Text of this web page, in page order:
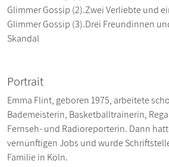
Glimmer Gossip (2).Zwei Verliebte und
Glimmer Gossip (3).Drei Freundinnen
Skandal
Portrait
Emma Flint, geboren 1975, arbeitete
Bademeisterin, Basketballtrainerin,
Fernseh- und Radioreporterin. Dann
vernünftigen Jobs und wurde
Familie in Köln.